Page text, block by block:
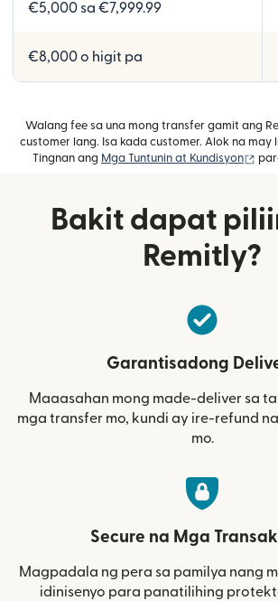
€5,000 sa €7,999.99
€8,000 o higit pa
Walang fee sa una mong transfer gamit ang
customer lang. Isa kada customer. Alok na may
Tingnan ang Mga Tuntunin at Kundisyon
Bakit dapat
Remitly?
Garantisadong
Maaasahan mong made-deliver sa
mga transfer mo, kundi ay ire-refund
mo.
Secure na Mga
Magpadala ng pera sa pamilya nang
idinisenyo para panatilihing